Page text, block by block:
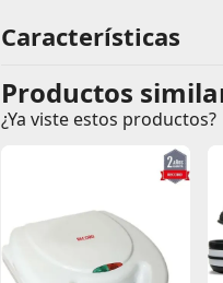
Características
Productos
¿Ya viste estos productos?